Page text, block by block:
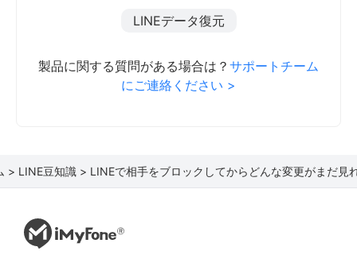
LINEデータ復元
製品に関する質問がある場合は？ サポートチーム
にご連絡ください >
> LINE豆知識 > LINEで相手をブロックしてからどんな変更がまだ見